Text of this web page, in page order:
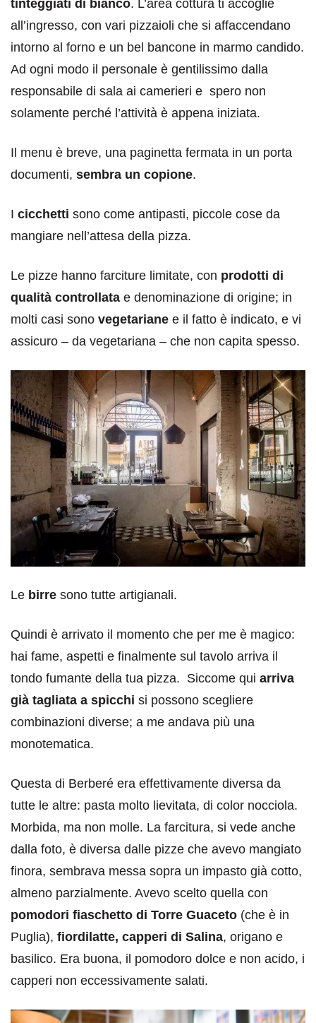
tinteggiati di bianco. L’area cottura ti accoglie
all’ingresso, con vari pizzaioli che si affaccendano
intorno al forno e un bel bancone in marmo candido.
Ad ogni modo il personale è gentilissimo dalla
responsabile di sala ai camerieri e spero non
solamente perché l’attività è appena iniziata.
Il menu è breve, una paginetta fermata in un porta
documenti, sembra un copione.
I cicchetti sono come antipasti, piccole cose da
mangiare nell’attesa della pizza.
Le pizze hanno farciture limitate, con prodotti di
qualità controllata e denominazione di origine; in
molti casi sono vegetariane e il fatto è indicato, e vi
assicuro – da vegetariana – che non capita spesso.
Le birre sono tutte artigianali.
Quindi è arrivato il momento che per me è magico:
hai fame, aspetti e finalmente sul tavolo arriva il
tondo fumante della tua pizza. Siccome qui arriva
già tagliata a spicchi si possono scegliere
combinazioni diverse; a me andava più una
monotematica.
Questa di Berberé era effettivamente diversa da
tutte le altre: pasta molto lievitata, di color nocciola.
Morbida, ma non molle. La farcitura, si vede anche
dalla foto, è diversa dalle pizze che avevo mangiato
finora, sembrava messa sopra un impasto già cotto,
almeno parzialmente. Avevo scelto quella con
pomodori fiaschetto di Torre Guaceto (che è in
Puglia), fiordilatte, capperi di Salina, origano e
basilico. Era buona, il pomodoro dolce e non acido, i
capperi non eccessivamente salati.